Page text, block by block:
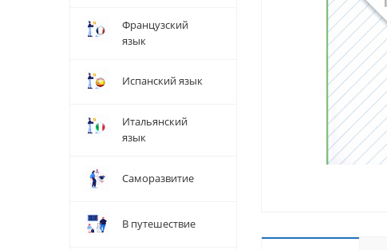
Французский
язык
Испанский язык
Итальянский
язык
Саморазвитие
В путешествие